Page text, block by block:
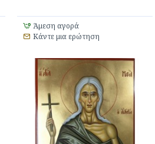
Άμεση αγορά
Κάντε μια ερώτηση